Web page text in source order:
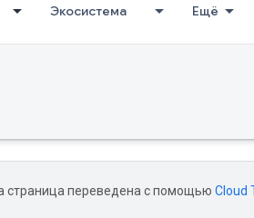
Экосистема Ещё
страница переведена с помощью Cloud